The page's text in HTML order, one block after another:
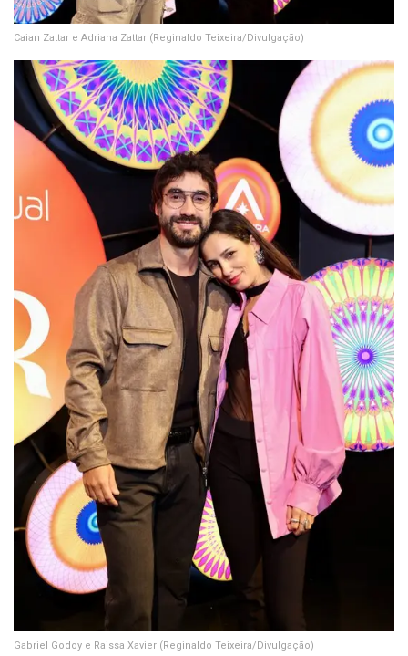
Caian Zattar e Adriana Zattar (Reginaldo Teixeira/Divulgação)
Gabriel Godoy e Raissa Xavier (Reginaldo Teixeira/Divulgação)